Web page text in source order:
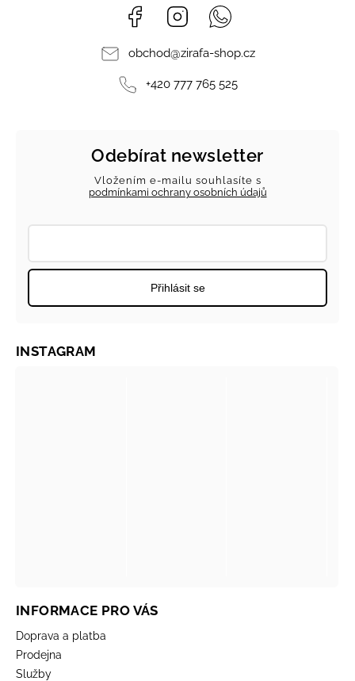
Facebook Instagram
obchod@zirafa-shop.cz
+420 777 765 525
Odebírat newsletter
Vložením e-mailu souhlasíte s
podmínkami ochrany osobních údajů
Přihlásit se
INFORMACE PRO VÁS
Doprava a platba
Prodejna
Služby
INSTAGRAM